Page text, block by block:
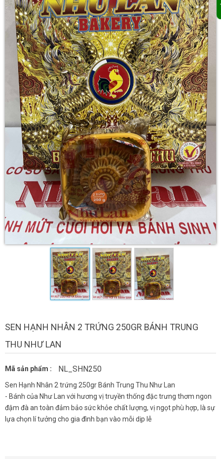
SEN HẠNH NHÂN 2 TRỨNG 250GR BÁNH TRUNG
THU NHƯ LAN
Mã sản phẩm : NL_SHN250
Sen Hạnh Nhân 2 trứng 250gr Bánh Trung Thu Như Lan
- Bánh của Như Lan với hương vị truyền thống đặc trưng thơm ngon
đậm đà an toàn đảm bảo sức khỏe chất lượng, vị ngọt phù hợp, là sự
lựa chọn lí tưởng cho gia đình bạn vào mỗi dịp lễ